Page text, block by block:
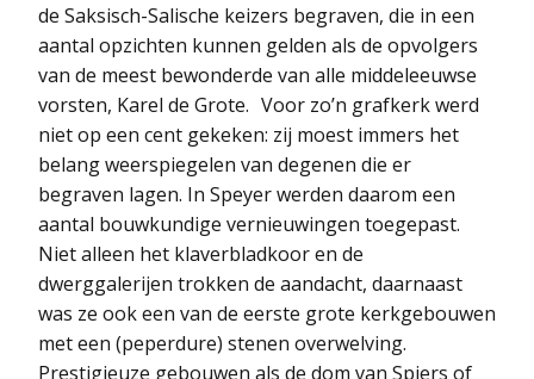
de Saksisch-Salische keizers begraven, die in een
aantal opzichten kunnen gelden als de opvolgers
van de meest bewonderde van alle middeleeuwse
vorsten, Karel de Grote. Voor zo’n grafkerk werd
niet op een cent gekeken: zij moest immers het
belang weerspiegelen van degenen die er
begraven lagen. In Speyer werden daarom een
aantal bouwkundige vernieuwingen toegepast.
Niet alleen het klaverbladkoor en de
dwerggalerijen trokken de aandacht, daarnaast
was ze ook een van de eerste grote kerkgebouwen
met een (peperdure) stenen overwelving.
Prestigieuze gebouwen als de dom van Spiers of